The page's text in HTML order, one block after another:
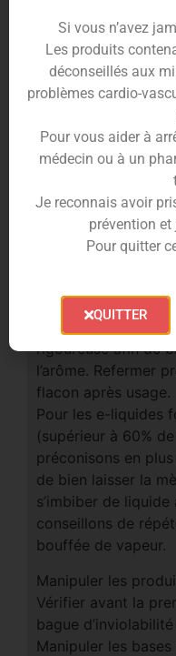
Respectez les
d’utilisations
Au-delà de 1.66%
cas d’ingestion
Entre 0.25% et
en cas d’ingestion
chaque utilisation.
supérieurs à 60%,
rigoureuse afin de
l’arôme. Refermer
flacon après usage.
Pour les e-liquides
(supérieur à 60%
préconisons en
de bien laisser la
s’imbiber de
conseillons de
bouffée de vapeur.
Manipuler les
Vérifier avant la
bague
Manipuler les
Si vous n’avez
Les produits
déconseillés aux
problèmes cardio-
Pour vous aider à
médecin ou à un
Je reconnais avoir
prévention et
Pour quitter
QUITTER